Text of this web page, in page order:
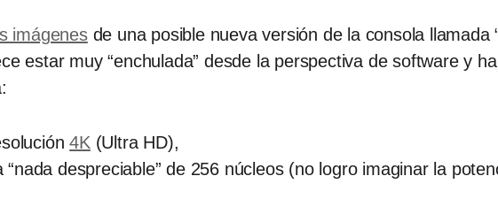
imágenesde una posible nueva versión de la consola llamada
estar muy “enchulada” desde la perspectiva de software y
4K (Ultra HD),
despreciable” de 256 núcleos (no logro imaginar la